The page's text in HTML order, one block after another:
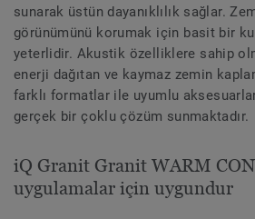
sunarak üstün dayanıklılık sağlar.
görünümünü korumak için basit bir
yeterlidir. Akustik özelliklere sahip
enerji dağıtan ve kaymaz zemin
farklı formatlar ile uyumlu
gerçek bir çoklu çözüm sunmaktadır.
iQ Granit Granit WARM
uygulamalar için uygundur